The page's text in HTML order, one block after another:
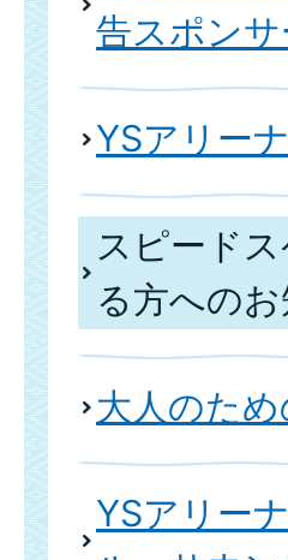
告スポン
YSアリー
スピード
る方への
大人のた
YSアリー